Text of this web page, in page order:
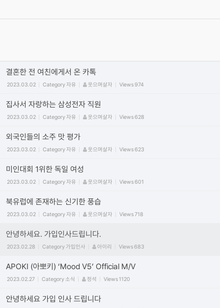
결혼한 전 여친에게서 온 카톡
2023.03.02 Category자유 웃으며살자 Views974
집사서 자랑하는 삼성전자 직원
2023.03.02 Category자유 웃으며살자 Views628
외국인들의 소주 맛 평가
2023.03.02 Category자유 웃으며살자 Views623
미인대회 1위한 독일 여성
2023.03.02 Category자유 웃으며살자 Views601
북유럽에 존재하는 신기한 풍습
2023.03.02 Category자유 웃으며살자 Views718
안녕하세요. 가입인사드립니다.
2023.02.28 Category가입인사 아이리 Views683
APOKI (아뽀키) ‘Mood V5’ Official M/V
2023.02.27 Category소식 정석 Views1120
안녕하세요 가입 인사 드립니다